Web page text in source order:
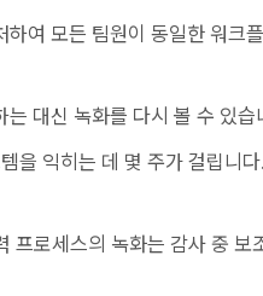
여 모든 팀원이 동일한 워크
대신 녹화를 다시 볼 수 있습
을 익히는 데 몇 주가 걸립니
로세스의 녹화는 감사 중 보